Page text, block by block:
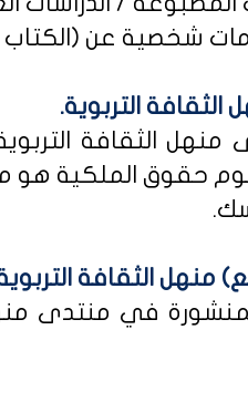
التربوية.
الثقافة
حقوق الملكية هو
منهل الثقافة
في منتدى منهل